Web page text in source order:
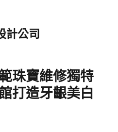
計公司
珠寶維修獨特
打造牙齦美白